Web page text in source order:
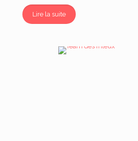
Lire la suite